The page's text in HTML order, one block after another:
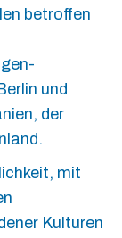
betroffen
und
der
mit
Kulturen